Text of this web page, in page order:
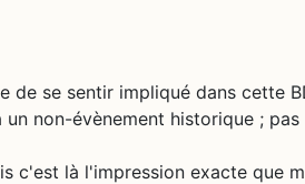
de se sentir impliqué dans cette
un non-évènement historique ; pas
c'est là l'impression exacte que